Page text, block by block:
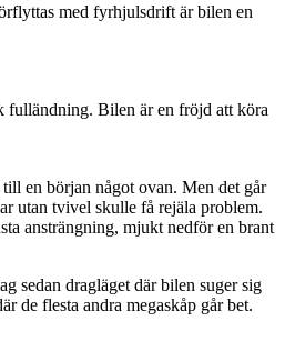
med fyrhjulsdrift är bilen en
fulländning. Bilen är en fröjd att köra
en början något ovan. Men det går
utan tvivel skulle få rejäla problem.
ansträngning, mjukt nedför en brant
sedan dragläget där bilen suger sig
de flesta andra megaskåp går bet.